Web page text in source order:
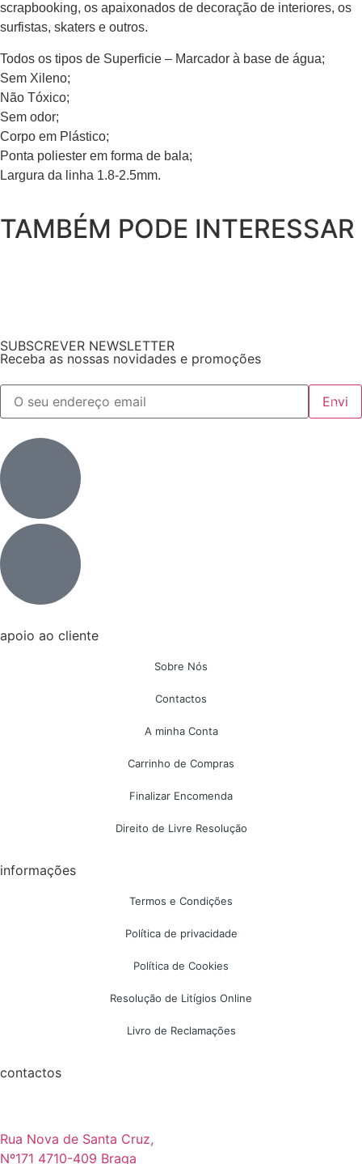
scrapbooking, os apaixonados de decoração de interiores, os
surfistas, skaters e outros.
Todos os tipos de Superficie – Marcador à base de água;
Sem Xileno;
Não Tóxico;
Sem odor;
Corpo em Plástico;
Ponta poliester em forma de bala;
Largura da linha 1.8-2.5mm.
TAMBÉM PODE INTERESSAR
SUBSCREVER NEWSLETTER
Receba as nossas novidades e promoções
apoio ao cliente
Sobre Nós
Contactos
A minha Conta
Carrinho de Compras
Finalizar Encomenda
Direito de Livre Resolução
informações
Termos e Condições
Política de privacidade
Política de Cookies
Resolução de Litígios Online
Livro de Reclamações
contactos
Rua Nova de Santa Cruz,
Nº171 4710-409 Braga